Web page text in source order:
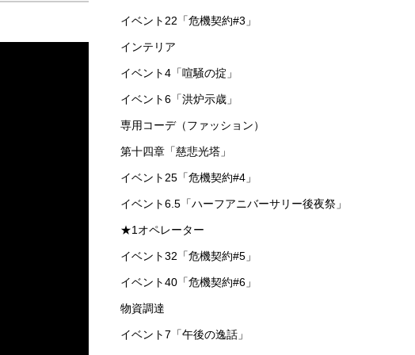
イベント22「危機契約#3」
インテリア
イベント4「喧騒の掟」
イベント6「洪炉示歳」
専用コーデ（ファッション）
第十四章「慈悲光塔」
イベント25「危機契約#4」
イベント6.5「ハーフアニバーサリー後夜祭」
★1オペレーター
イベント32「危機契約#5」
イベント40「危機契約#6」
物資調達
イベント7「午後の逸話」